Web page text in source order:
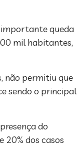
importante queda
mil habitantes,
não permitiu que
sendo o principal
do
20% dos casos